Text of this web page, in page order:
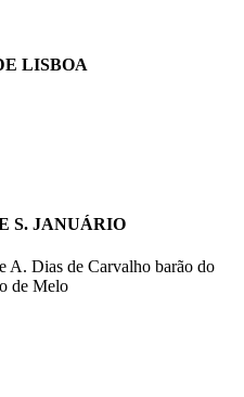
LISBOA
S. JANUÁRIO
A. Dias de Carvalho barão do
de Melo